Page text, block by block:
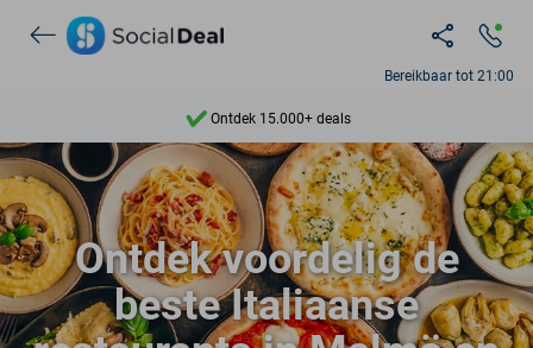
Bereikbaar tot 21:00
Ontdek 15.000+ deals
7 dagen per week beschikbaar
10+ miljoen leden
9,4
Ontdek 15.000+ deals
Ontdek voordelig de
beste Italiaanse